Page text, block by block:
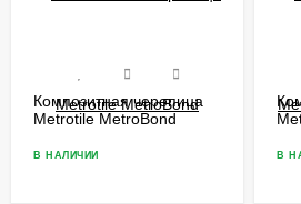
Композитная черепица
Metrotile MetroBond
В НАЛИЧИИ В